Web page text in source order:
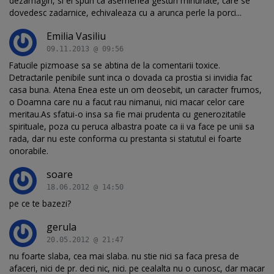
dovedesc zadarnice, echivaleaza cu a arunca perle la porci...
Emilia Vasiliu
09.11.2013 @ 09:56
Fatucile pizmoase sa se abtina de la comentarii toxice.
Detractarile penibile sunt inca o dovada ca prostia si invidia fac
casa buna. Atena Enea este un om deosebit, un caracter frumos,
o Doamna care nu a facut rau nimanui, nici macar celor care
meritau.As sfatui-o insa sa fie mai prudenta cu generozitatile
spirituale, poza cu peruca albastra poate ca ii va face pe unii sa
rada, dar nu este conforma cu prestanta si statutul ei foarte
onorabile.
soare
18.06.2012 @ 14:50
pe ce te bazezi?
gerula
20.05.2012 @ 21:47
nu foarte slaba, cea mai slaba. nu stie nici sa faca presa de
afaceri, nici de pr. deci nic, nici. pe cealalta nu o cunosc, dar macar